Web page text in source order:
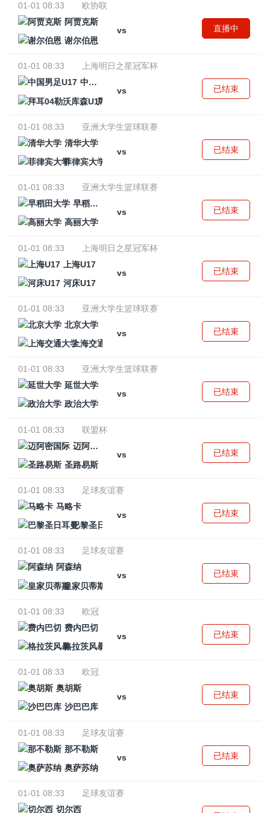
01-01 08:33
欧协联
阿贾克斯
vs
谢尔伯恩
直播中
01-01 08:33
上海明日之星冠军杯
中国男足U17
vs
拜耳04勒沃库森U17
已结束
01-01 08:33
亚洲大学生篮球联赛
清华大学
vs
菲律宾大学
已结束
01-01 08:33
亚洲大学生篮球联赛
早稻田大学
vs
高丽大学
已结束
01-01 08:33
上海明日之星冠军杯
上海U17
vs
河床U17
已结束
01-01 08:33
亚洲大学生篮球联赛
北京大学
vs
上海交通大学
已结束
01-01 08:33
亚洲大学生篮球联赛
延世大学
vs
政治大学
已结束
01-01 08:33
联盟杯
迈阿密国际
vs
圣路易斯
已结束
01-01 08:33
足球友谊赛
马略卡
vs
巴黎圣日耳曼
已结束
01-01 08:33
足球友谊赛
阿森纳
vs
皇家贝蒂斯
已结束
01-01 08:33
欧冠
费内巴切
vs
格拉茨风暴
已结束
01-01 08:33
欧冠
奥胡斯
vs
沙巴巴库
已结束
01-01 08:33
足球友谊赛
那不勒斯
vs
奥萨苏纳
已结束
01-01 08:33
足球友谊赛
切尔西